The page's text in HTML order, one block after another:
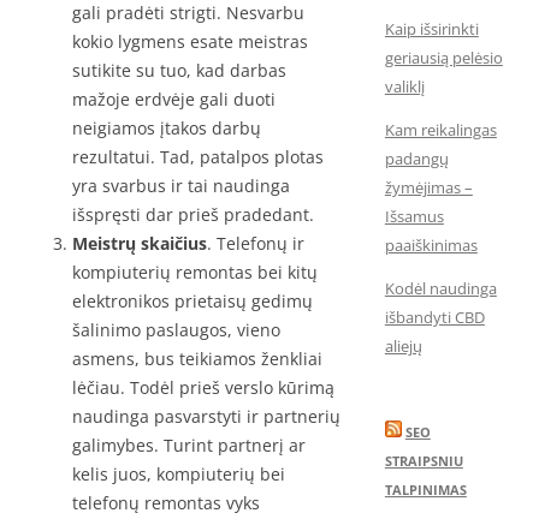
gali pradėti strigti. Nesvarbu
kokio lygmens esate meistras
sutikite su tuo, kad darbas
mažoje erdvėje gali duoti
neigiamos įtakos darbų
rezultatui. Tad, patalpos plotas
yra svarbus ir tai naudinga
išspręsti dar prieš pradedant.
Meistrų skaičius. Telefonų ir
kompiuterių remontas bei kitų
elektronikos prietaisų gedimų
šalinimo paslaugos, vieno
asmens, bus teikiamos ženkliai
lėčiau. Todėl prieš verslo kūrimą
naudinga pasvarstyti ir partnerių
galimybes. Turint partnerį ar
kelis juos, kompiuterių bei
telefonų remontas vyks
Kaip išsirinkti
geriausią pelėsio
valiklį
Kam reikalingas
padangų
žymėjimas –
Išsamus
paaiškinimas
Kodėl naudinga
išbandyti CBD
aliejų
SEO
STRAIPSNIU
TALPINIMAS